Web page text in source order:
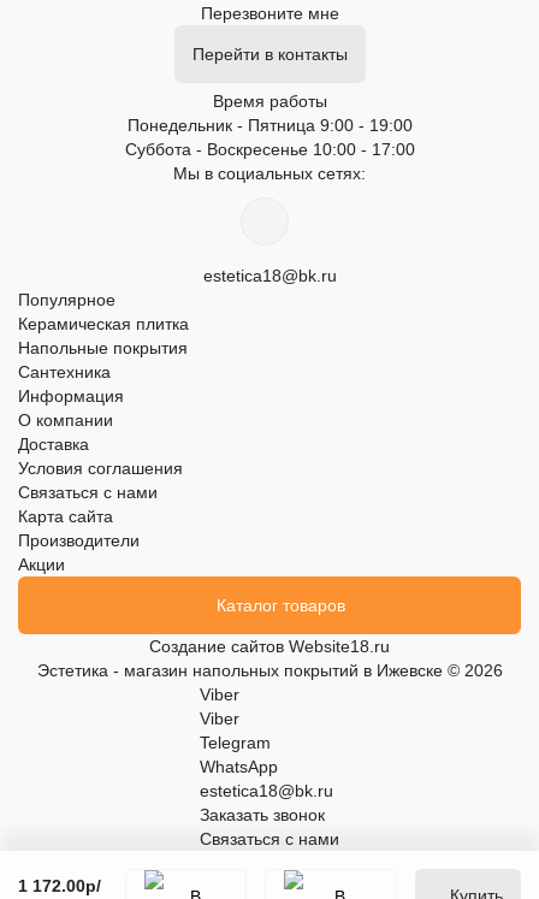
1 172.00р/
Перезвоните мне
Перейти в контакты
Время работы
Понедельник - Пятница 9:00 - 19:00
Суббота - Воскресенье 10:00 - 17:00
Мы в социальных сетях:
estetica18@bk.ru
Популярное
Керамическая плитка
Напольные покрытия
Сантехника
Информация
О компании
Доставка
Условия соглашения
Связаться с нами
Карта сайта
Производители
Акции
Каталог товаров
Создание сайтов Website18.ru
Эстетика - магазин напольных покрытий в Ижевске © 2026
Viber
Viber
Telegram
WhatsApp
estetica18@bk.ru
Заказать звонок
Связаться с нами